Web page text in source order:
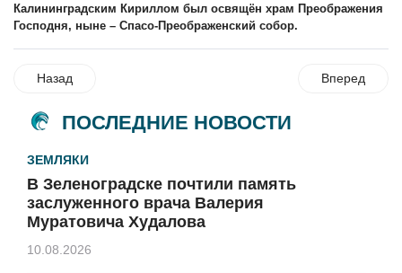
Калининградским Кириллом был освящён храм Преображения
Господня, ныне – Спасо-Преображенский собор.
Назад Вперед
ПОСЛЕДНИЕ НОВОСТИ
ЗЕМЛЯКИ
В Зеленоградске почтили память
заслуженного врача Валерия
Муратовича Худалова
10.08.2026